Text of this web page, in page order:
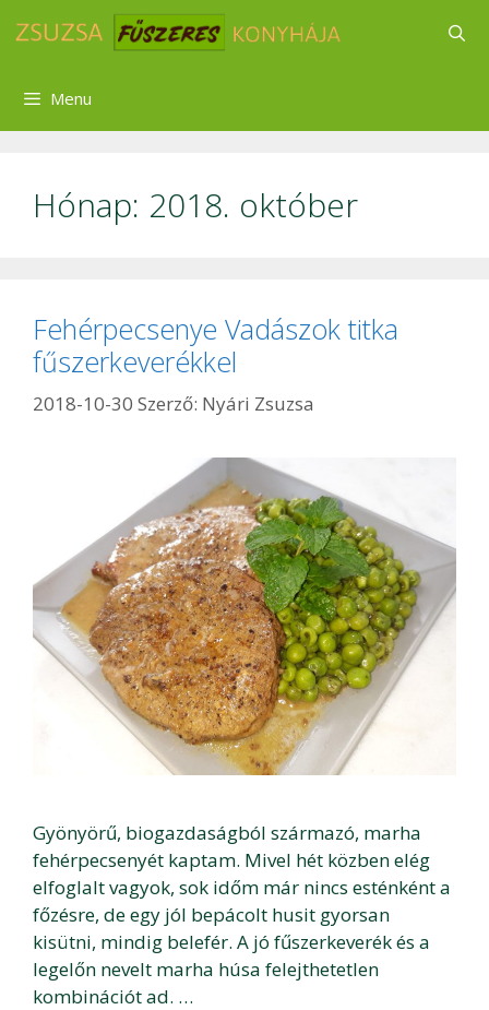
Menu
Hónap: 2018. október
Fehérpecsenye Vadászok titka
fűszerkeverékkel
2018-10-30 Szerző: Nyári Zsuzsa
Gyönyörű, biogazdaságból származó, marha
fehérpecsenyét kaptam. Mivel hét közben elég
elfoglalt vagyok, sok időm már nincs esténként a
főzésre, de egy jól bepácolt husit gyorsan
kisütni, mindig belefér. A jó fűszerkeverék és a
legelőn nevelt marha húsa felejthetetlen
kombinációt ad. …